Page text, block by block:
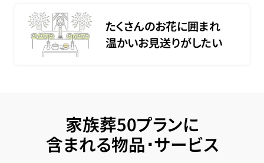
たくさんのお花に囲まれ
温かいお見送りがしたい
家族葬50プランに
含まれる物品･サービス